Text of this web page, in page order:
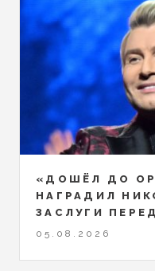
«ДОШЁЛ ДО
НАГРАДИЛ
ЗАСЛУГИ
05.08.2026